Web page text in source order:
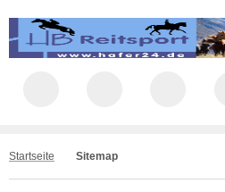
Startseite Sitemap